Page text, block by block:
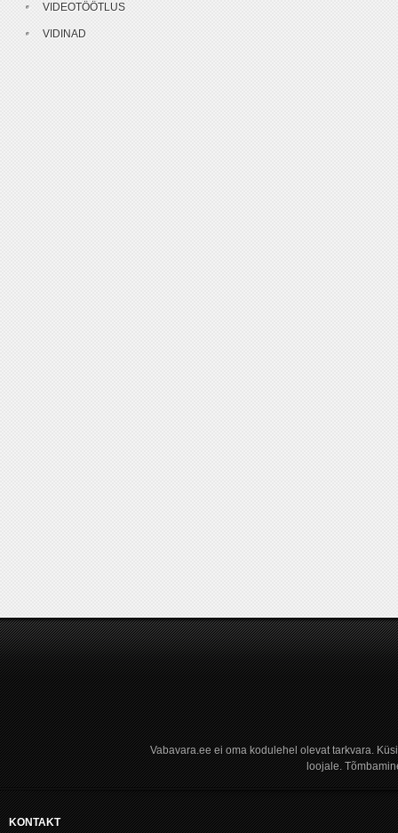
VIDEOTÖÖTLUS
VIDINAD
Vabavara.ee ei oma kodulehel olevat tarkvara.
loojale.
KONTAKT